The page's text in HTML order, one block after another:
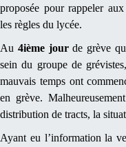
proposée pour rappeler
les règles du lycée.
Au 4ième jourde grève
sein du groupe de
mauvais temps ont
en grève.
distribution de tracts, la
Ayant eu l’information la